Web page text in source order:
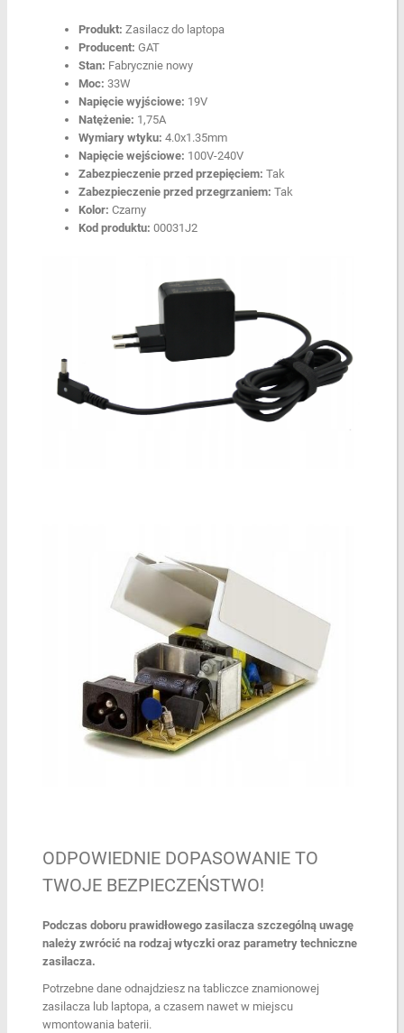
Produkt: Zasilacz do laptopa
Producent: GAT
Stan: Fabrycznie nowy
Moc: 33W
Napięcie wyjściowe: 19V
Natężenie: 1,75A
Wymiary wtyku: 4.0x1.35mm
Napięcie wejściowe: 100V-240V
Zabezpieczenie przed przepięciem: Tak
Zabezpieczenie przed przegrzaniem: Tak
Kolor: Czarny
Kod produktu: 00031J2
ODPOWIEDNIE DOPASOWANIE TO
TWOJE BEZPIECZEŃSTWO!
Podczas doboru prawidłowego zasilacza szczególną uwagę
należy zwrócić na rodzaj wtyczki oraz parametry techniczne
zasilacza.
Potrzebne dane odnajdziesz na tabliczce znamionowej
zasilacza lub laptopa, a czasem nawet w miejscu
wmontowania baterii.